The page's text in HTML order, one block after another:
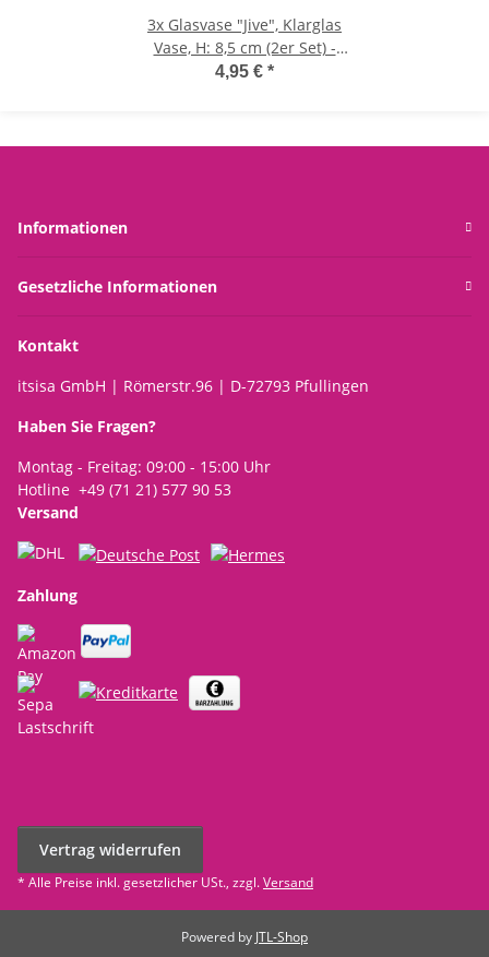
3x Glasvase "Jive", Klarglas
Vase, H: 8,5 cm (2er Set) -
kleine Vasen, Blumenvase,
4,95 € *
Informationen
Gesetzliche Informationen
Kontakt
itsisa GmbH | Römerstr.96 | D-72793 Pfullingen
Haben Sie Fragen?
Montag - Freitag: 09:00 - 15:00 Uhr
Hotline +49 (71 21) 577 90 53
Versand
Zahlung
Vertrag widerrufen
* Alle Preise inkl. gesetzlicher USt., zzgl.Versand
Powered by JTL-Shop